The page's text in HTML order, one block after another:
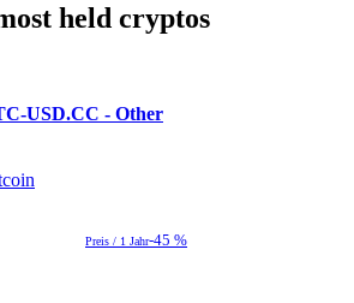
held cryptos
USD.CC - Other
Preis / 1 Jahr-45 %